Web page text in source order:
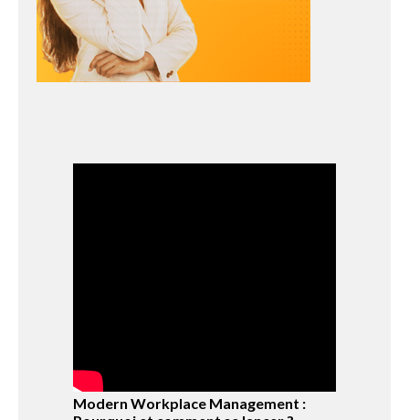
Modern Workplace Management :